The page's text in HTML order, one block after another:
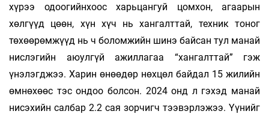
хүрээ одоогийнхоос харьцангуй цомхон, агаарын
хөлгүүд цөөн, хүн хүч нь хангалттай, техник тоног
төхөөрөмжүүд нь ч боломжийн шинэ байсан тул манай
нислэгийн аюулгүй ажиллагаа “хангалттай” гэж
үнэлэгджээ. Харин өнөөдөр нөхцөл байдал 15 жилийн
өмнөхөөс тэс ондоо болсон. 2024 онд л гэхэд манай
нисэхийн салбар 2.2 сая зорчигч тээвэрлэжээ. Үүнийг